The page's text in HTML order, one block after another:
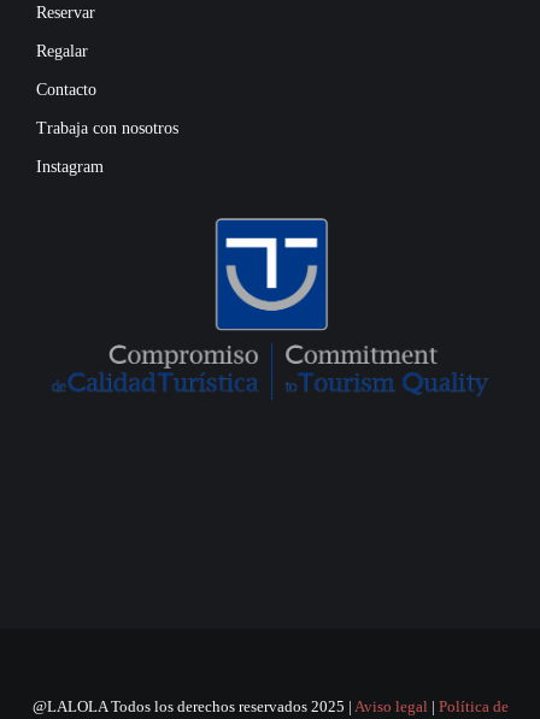
Reservar
Regalar
Contacto
Trabaja con nosotros
Instagram
@LALOLA Todos los derechos reservados 2025 | Aviso legal | Política de